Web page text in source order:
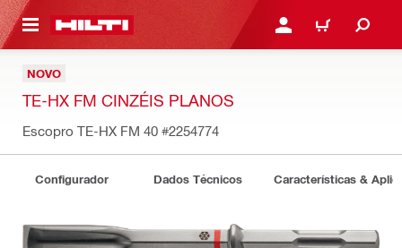
PRINCIPAL ENTRAR OU CADASTRAR
CARRINHO
NOVO
TE-HX FM CINZÉIS PLANOS
Escopro TE-HX FM 40 #2254774
Configurador Dados Técnicos Características &